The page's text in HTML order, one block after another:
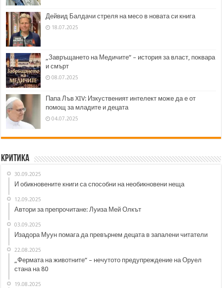
Дейвид Балдачи стреля на месо в новата си книга
18.07.2025
„Завръщането на Медичите“ – история за власт, поквара
и смърт
08.07.2025
Папа Лъв XIV: Изкуственият интелект може да е от
помощ за младите и децата
04.07.2025
Критика
30.09.2025
И обикновените книги са способни на необикновени неща
12.09.2025
Автори за препрочитане: Луиза Мей Олкът
03.09.2025
Изадора Муун помага да превърнем децата в запалени читатели
22.08.2025
„Фермата на животните“ – нечутото предупреждение на Оруел
стана на 80
19.08.2025